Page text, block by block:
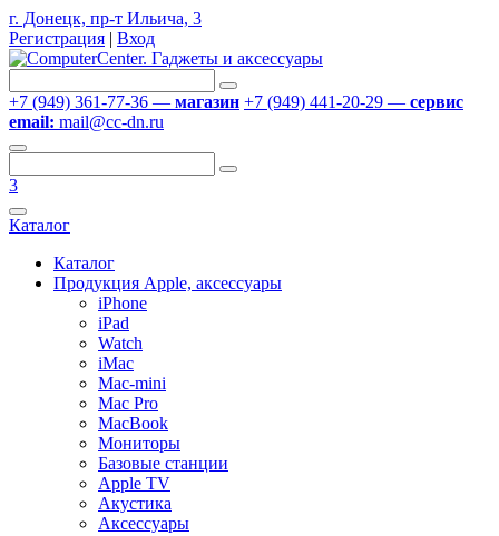
г. Донецк, пр-т Ильича, 3
Регистрация | Вход
+7 (949) 361-77-36 — магазин +7 (949) 441-20-29 — сервис
email: mail@cc-dn.ru
3
Каталог
Каталог
Продукция Apple, аксессуары
iPhone
iPad
Watch
iMac
Mac-mini
Mac Pro
MacBook
Мониторы
Базовые станции
Apple TV
Акустика
Аксессуары